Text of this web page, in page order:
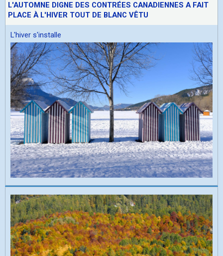
L'AUTOMNE DIGNE DES CONTRÉES CANADIENNES A FAIT
PLACE À L'HIVER TOUT DE BLANC VÊTU
L'hiver s'installe